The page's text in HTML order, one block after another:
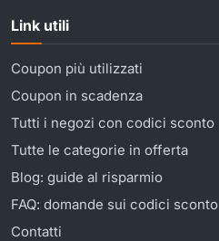
Link utili
Coupon più utilizzati
Coupon in scadenza
Tutti i negozi con codici sconto
Tutte le categorie in offerta
Blog: guide al risparmio
FAQ: domande sui codici sconto
Contatti